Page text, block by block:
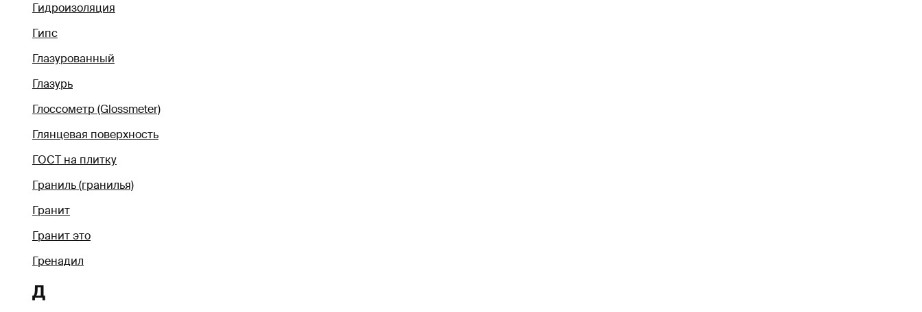
Гидроизоляция
Гипс
Глазурованный
Глазурь
Глоссометр (Glossmeter)
Глянцевая поверхность
ГОСТ на плитку
Граниль (гранилья)
Гранит
Гранит это
Гренадил
Д